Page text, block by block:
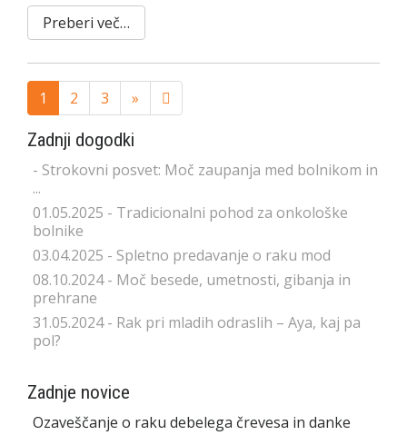
Preberi več…
1 2 3 » Next
page
Zadnji dogodki
- Strokovni posvet: Moč zaupanja med bolnikom in
...
01.05.2025 - Tradicionalni pohod za onkološke
bolnike
03.04.2025 - Spletno predavanje o raku mod
08.10.2024 - Moč besede, umetnosti, gibanja in
prehrane
31.05.2024 - Rak pri mladih odraslih – Aya, kaj pa
pol?
Zadnje novice
Ozaveščanje o raku debelega črevesa in danke